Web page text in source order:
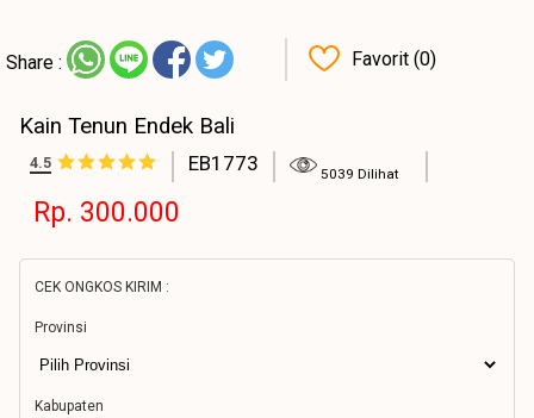
Share : Favorit (0)
Kain Tenun Endek Bali
4.5 EB1773 5039 Dilihat
Rp. 300.000
CEK ONGKOS KIRIM :
Provinsi
Kabupaten